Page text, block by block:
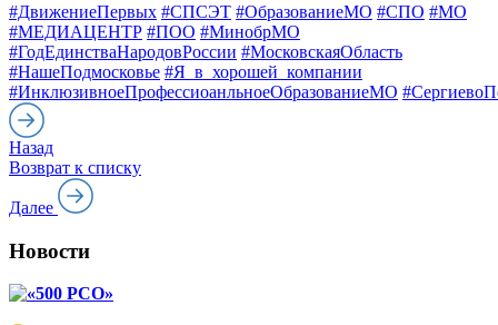
#ДвижениеПервых #СПСЭТ #ОбразованиеМО #СПО #МО
#МЕДИАЦЕНТР #ПОО #МинобрМО
#ГодЕдинстваНародовРоссии #МосковскаяОбласть
#НашеПодмосковье #Я_в_хорошей_компании
#ИнклюзивноеПрофессиоанльноеОбразованиеМО
Назад
Возврат к списку
Далее
Новости
«500 РСО»